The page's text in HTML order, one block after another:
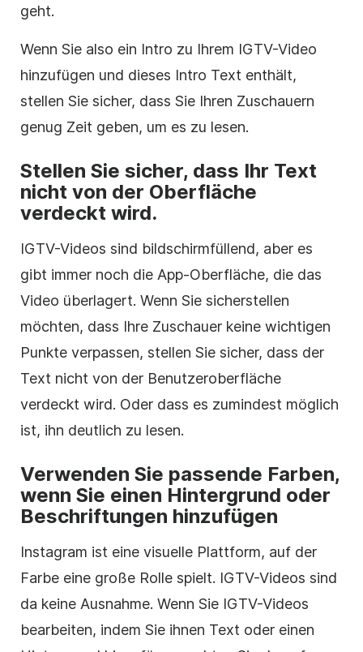
geht.
Wenn Sie also ein Intro zu Ihrem IGTV-Video
hinzufügen und dieses Intro Text enthält,
stellen Sie sicher, dass Sie Ihren Zuschauern
genug Zeit geben, um es zu lesen.
Stellen Sie sicher, dass Ihr Text
nicht von der Oberfläche
verdeckt wird.
IGTV-Videos sind bildschirmfüllend, aber es
gibt immer noch die App-Oberfläche, die das
Video überlagert. Wenn Sie sicherstellen
möchten, dass Ihre Zuschauer keine wichtigen
Punkte verpassen, stellen Sie sicher, dass der
Text nicht von der Benutzeroberfläche
verdeckt wird. Oder dass es zumindest möglich
ist, ihn deutlich zu lesen.
Verwenden Sie passende Farben,
wenn Sie einen Hintergrund oder
Beschriftungen hinzufügen
Instagram ist eine visuelle Plattform, auf der
Farbe eine große Rolle spielt. IGTV-Videos sind
da keine Ausnahme. Wenn Sie IGTV-Videos
bearbeiten, indem Sie ihnen Text oder einen